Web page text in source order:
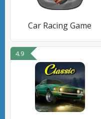
Car Racing Game
4.9